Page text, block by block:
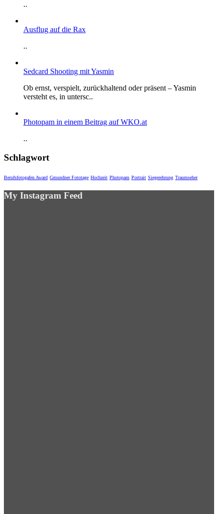
..
Ausflug auf die Rax
..
Sedcard Shooting mit Yasmin
Ob ernst, verspielt, zurückhaltend oder präsent – Yasmin
versteht es, in untersc..
Photopam in einem Beitrag auf WKO.at
..
Schlagwort
Berufsfotogafen Award Gmundner Fototage Hochzeit Photopam Portrait Siegerehrung Traumseher
My Instagram Feed